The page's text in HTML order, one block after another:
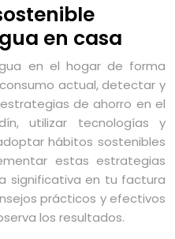
en casa
en el hogar de forma
actual, detectar y
de ahorro en el
utilizar tecnologías y
hábitos sostenibles
estas estrategias
significativa en tu factura
prácticos y efectivos
los resultados.